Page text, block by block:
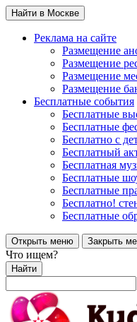
Найти в Москве
Реклама на сайте
Размещение
Размещение
Размещение
Размещение
Бесплатные события
Бесплатные
Бесплатные
Бесплатно с
Бесплатный
Бесплатная
Бесплатные
Бесплатные
Бесплатно!
Бесплатные
Открыть меню Закрыть
Что ищем?
Найти